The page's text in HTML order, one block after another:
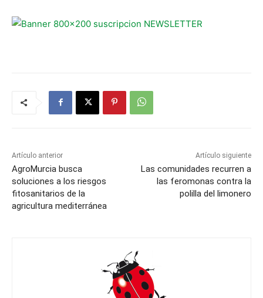
Artículo anterior
AgroMurcia busca
soluciones a los riesgos
fitosanitarios de la
agricultura mediterránea
Artículo siguiente
Las comunidades recurren a
las feromonas contra la
polilla del limonero